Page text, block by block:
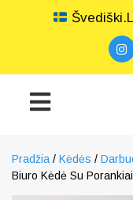
Pradžia / Kėdės /
Biuro Kėdė Su